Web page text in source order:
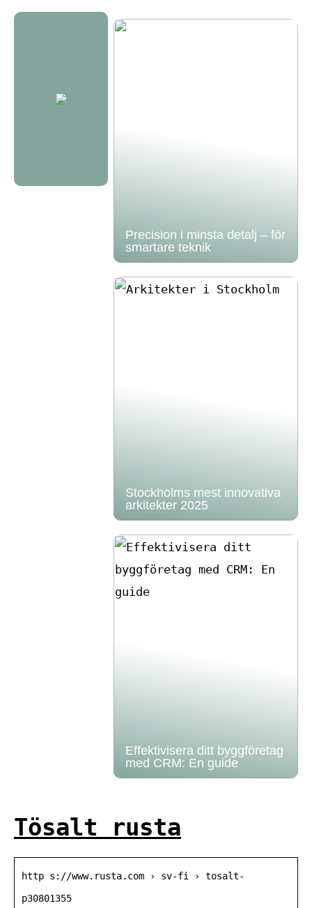
Precision i minsta detalj – för
smartare teknik
Stockholms mest innovativa
arkitekter 2025
Effektivisera ditt byggföretag
med CRM: En guide
Tösalt rusta
http s://www.rusta.com › sv-fi › tosalt-
p30801355